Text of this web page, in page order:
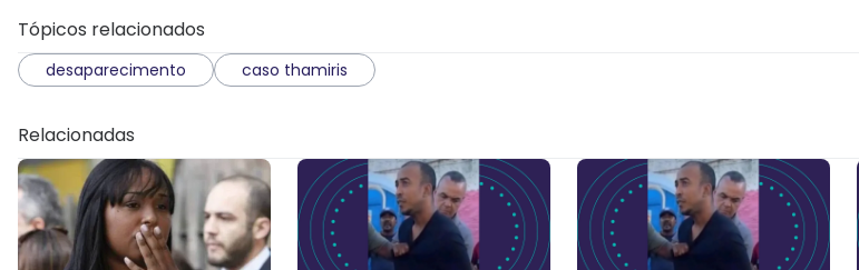
Tópicos relacionados
desaparecimento caso thamiris
Relacionadas